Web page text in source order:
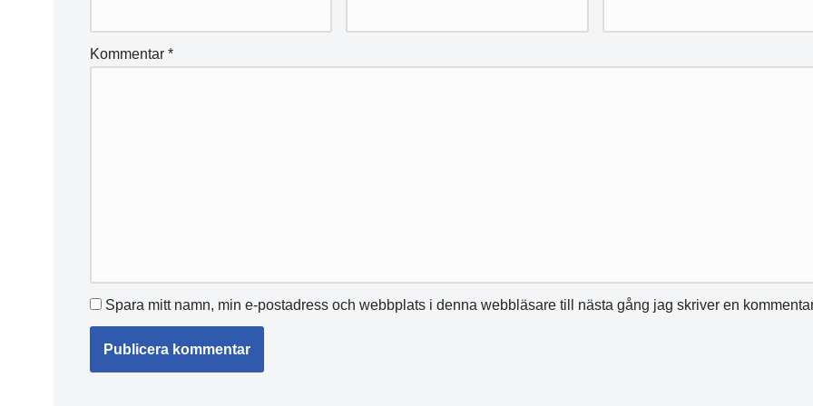
Kommentar *
Spara mitt namn, min e-postadress och webbplats i denna webbläsare till nästa gång jag skriver en